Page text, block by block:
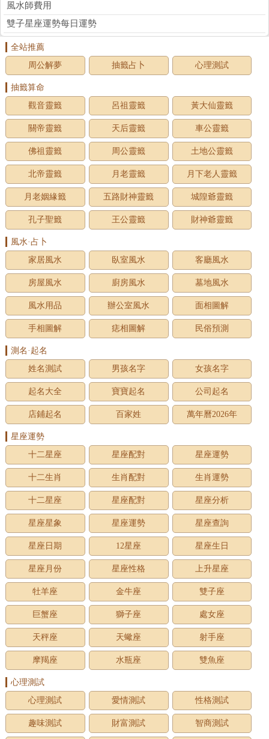
風水師費用
雙子星座運勢每日運勢
全站推薦
周公解夢
抽籤占卜 心理測試
抽籤算命
觀音靈籤
呂祖靈籤 黃大仙靈籤
關帝靈籤 天后靈籤 車公靈籤
佛祖靈籤 周公靈籤 土地公靈籤
北帝靈籤 月老靈籤 月下老人靈籤
月老姻緣籤 五路財神靈籤 城隍爺靈籤
孔子聖籤 王公靈籤 財神爺靈籤
風水·占卜
家居風水
臥室風水 客廳風水
房屋風水 廚房風水 墓地風水
風水用品 辦公室風水 面相圖解
手相圖解 痣相圖解 民俗預測
測名·起名
姓名測試
男孩名字 女孩名字
起名大全 寶寶起名 公司起名
店鋪起名 百家姓 萬年曆2026年
星座運勢
十二星座
星座配對 星座運勢
十二生肖 生肖配對 生肖運勢
十二星座 星座配對 星座分析
星座星象 星座運勢 星座查詢
星座日期 12星座 星座生日
星座月份 星座性格 上升星座
牡羊座 金牛座 雙子座
巨蟹座 獅子座 處女座
天秤座 天蠍座 射手座
摩羯座 水瓶座 雙魚座
心理測試
心理測試
愛情測試 性格測試
趣味測試 財富測試 智商測試